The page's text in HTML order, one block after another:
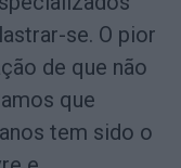
se. O pior
de que não
que
tem sido o